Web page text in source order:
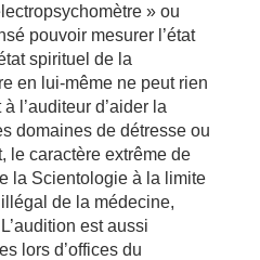
» ou
pouvoir mesurer l’état
spirituel de la
en lui-même ne peut rien
l’auditeur d’aider la
domaines de détresse ou
le caractère extrême de
la Scientologie à la limite
de la médecine,
est aussi
lors d’offices du